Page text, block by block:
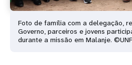
Governo, parceiros e jovens
durante a missão em Malanje.